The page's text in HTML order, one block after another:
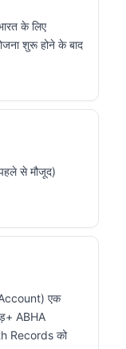
के लिए
शुरू होने के बाद
से मौजूद)
एक
ABHA
Records को